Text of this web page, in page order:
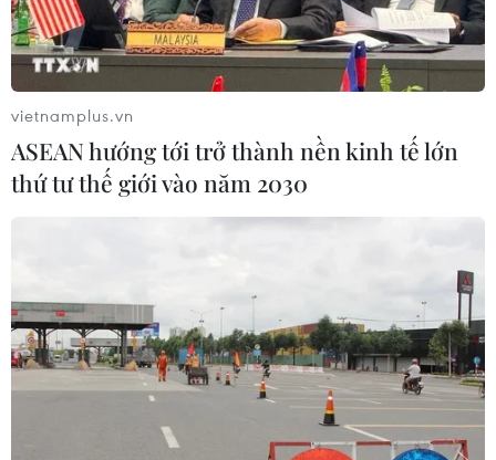
qua.
Đầu máy tàu SE19 bị hư hỏng và tạm thời chưa thể hoạt động
sau vụ tai nạn. (Ảnh: TTXVN phát)
Ngày 8/6, Công an thành phố Hà Nội thông tin
vietnamplus.vn
ASEAN hướng tới trở thành nền kinh tế lớn
thứ tư thế giới vào năm 2030